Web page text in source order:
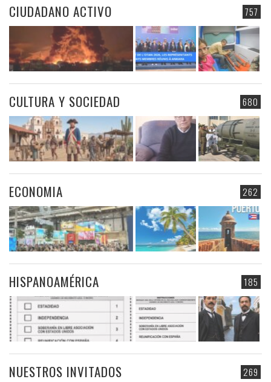
757
CIUDADANO ACTIVO
680
CULTURA Y SOCIEDAD
262
ECONOMIA
185
HISPANOAMÉRICA
269
NUESTROS INVITADOS